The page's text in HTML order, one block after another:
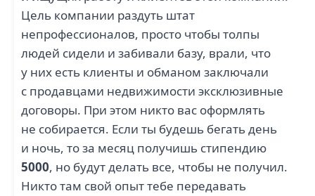
Цель компании раздуть штат
непрофессионалов, просто чтобы толпы
людей сидели и забивали базу, врали, что
у них есть клиенты и обманом заключали
с продавцами недвижимости эксклюзивные
договоры. При этом никто вас оформлять
не собирается. Если ты будешь бегать день
и ночь, то за месяц получишь стипендию
5000, но будут делать все, чтобы не получил.
Никто там свой опыт тебе передавать